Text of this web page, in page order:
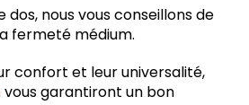
dos, nous vous conseillons de
fermeté médium.
confort et leur universalité,
vous garantiront un bon